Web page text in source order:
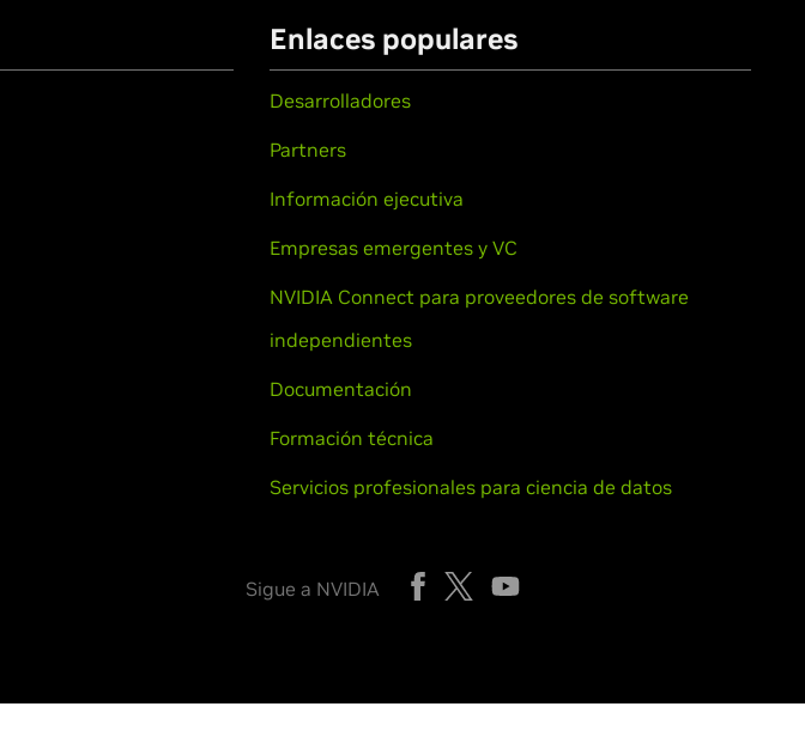
Enlaces populares
Desarrolladores
Partners
Información ejecutiva
Empresas emergentes y VC
NVIDIA Connect para proveedores de software
independientes
Documentación
Formación técnica
Servicios profesionales para ciencia de datos
Sigue a NVIDIA